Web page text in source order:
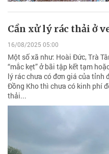
Cần xử lý rác thải ở
16/08/2025 05:00
Một số xã như: Hoài Đức, Trà
“mắc kẹt” ở bãi tập kết tạm
lý rác chưa có đơn giá của tỉnh
Đồng Kho thì chưa có kinh phí
thải...